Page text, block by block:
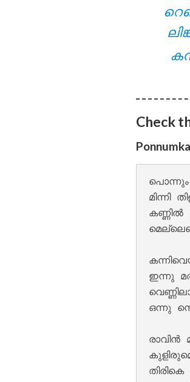
Check
പൊന്നും
മിന്നി
കണ്ണിൽ
ഇന്നു
ഒന്നു
രാവിൻ
തിരികെ